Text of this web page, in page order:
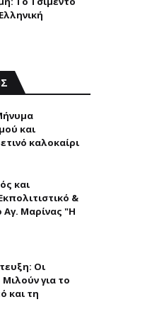
και
καλοκαίρι
και
&
Αγ. Μαρίνας "Η
Οι
για το
και τη